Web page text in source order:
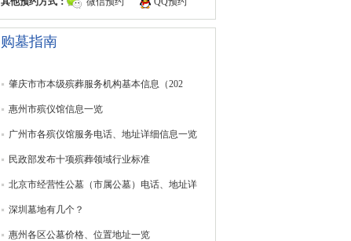
购墓指南
肇庆市市本级殡葬服务机构基本信息（202
惠州市殡仪馆信息一览
广州市各殡仪馆服务电话、地址详细信息一览
民政部发布十项殡葬领域行业标准
北京市经营性公墓（市属公墓）电话、地址详
深圳墓地有几个？
惠州各区公墓价格、位置地址一览